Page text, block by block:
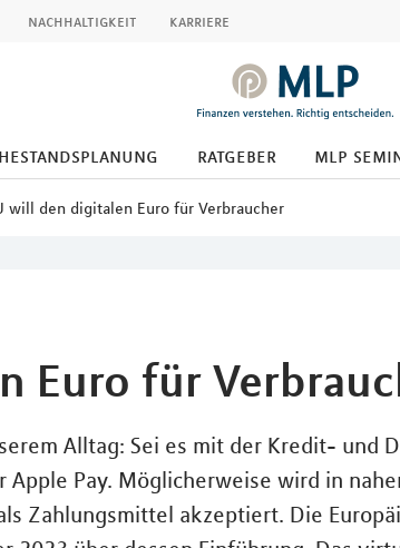
nachhaltigkeit karriere
ratgeber mlp
will den digitalen Euro für Verbraucher
Euro für
Alltag: Sei es mit der Kredit- und
Apple Pay. Möglicherweise wird in
Zahlungsmittel akzeptiert. Die